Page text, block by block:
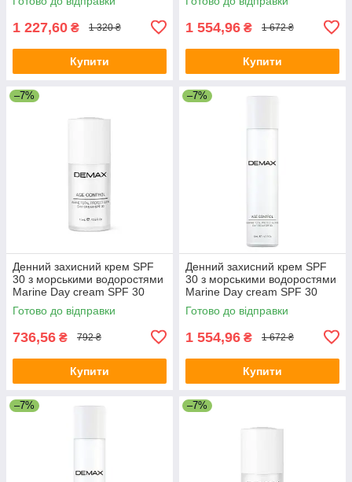
мл
1 227,60 ₴ 1 320 ₴
Купити
1 554,96 ₴ 1 672 ₴
Купити
–7%
Денний захисний крем SPF
30 з морськими водоростями
Marine Day cream SPF 30
Demax 15 мл
Готово до відправки
736,56 ₴ 792 ₴
Купити
–7%
Денний захисний крем SPF
30 з морськими водоростями
Marine Day cream SPF 30
Demax 50 мл
Готово до відправки
1 554,96 ₴ 1 672 ₴
Купити
–7% –7%